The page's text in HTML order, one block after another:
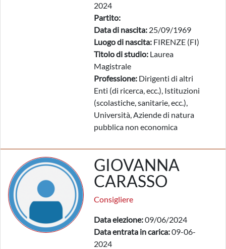
2024
Partito:
Data di nascita: 25/09/1969
Luogo di nascita: FIRENZE (FI)
Titolo di studio: Laurea
Magistrale
Professione: Dirigenti di altri
Enti (di ricerca, ecc.), Istituzioni
(scolastiche, sanitarie, ecc.),
Università, Aziende di natura
pubblica non economica
GIOVANNA
CARASSO
Consigliere
Data elezione:09/06/2024
Data entrata in carica:09-06-
2024